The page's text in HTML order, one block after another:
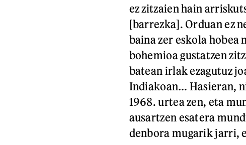
ez zitzaien hain
[barrezka]. Orduan ez
baina zer eskola hobea
bohemioa gustatzen
batean irlak ezagutuz
Indiakoan… Hasieran,
1968. urtea zen, eta
ausartzen esatera
denbora mugarik jarri,